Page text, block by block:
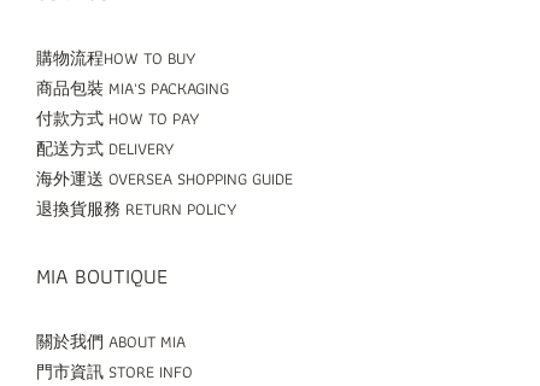
購物流程HOW TO BUY
商品包裝 MIA'S PACKAGING
付款方式 HOW TO PAY
配送方式 DELIVERY
海外運送 OVERSEA SHOPPING GUIDE
退換貨服務 RETURN POLICY
MIA BOUTIQUE
關於我們 ABOUT MIA
門市資訊 STORE INFO